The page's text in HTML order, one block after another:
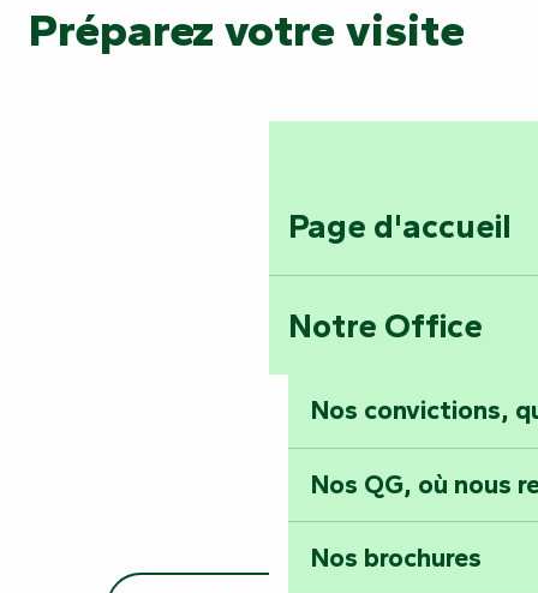
Page d'accueil
Notre Office
Nos convictions,
Nos QG, où nous
Nos brochures
Préparez votre visite